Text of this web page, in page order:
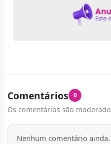
Comentários 0
Os comentários são
Nenhum comentário